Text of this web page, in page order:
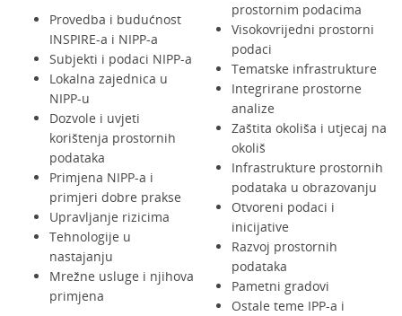
Provedba i budućnost
INSPIRE-a i NIPP-a
Subjekti i podaci NIPP-a
Lokalna zajednica u
NIPP-u
Dozvole i uvjeti
korištenja prostornih
podataka
Primjena NIPP-a i
primjeri dobre prakse
Upravljanje rizicima
Tehnologije u
nastajanju
Mrežne usluge i njihova
primjena
prostornim podacima
Visokovrijedni prostorni
podaci
Tematske infrastrukture
Integrirane prostorne
analize
Zaštita okoliša i utjecaj na
okoliš
Infrastrukture prostornih
podataka u obrazovanju
Otvoreni podaci i
inicijative
Razvoj prostornih
podataka
Pametni gradovi
Ostale teme IPP-a i